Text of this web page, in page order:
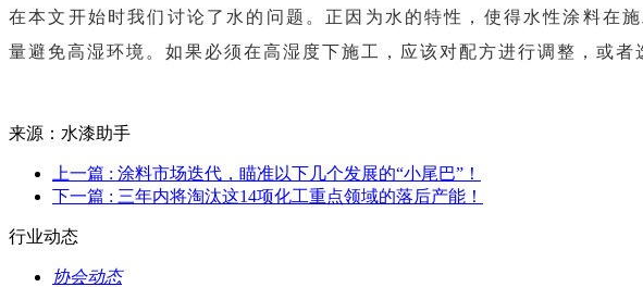
在本文开始时我们讨论了水的问题。正因为水的特性，使得水性涂料在
量避免高湿环境。如果必须在高湿度下施工，应该对配方进行调整，或者
来源：水漆助手
上一篇 : 涂料市场迭代，瞄准以下几个发展的“小尾巴”！
下一篇 : 三年内将淘汰这14项化工重点领域的落后产能！
行业动态
协会动态